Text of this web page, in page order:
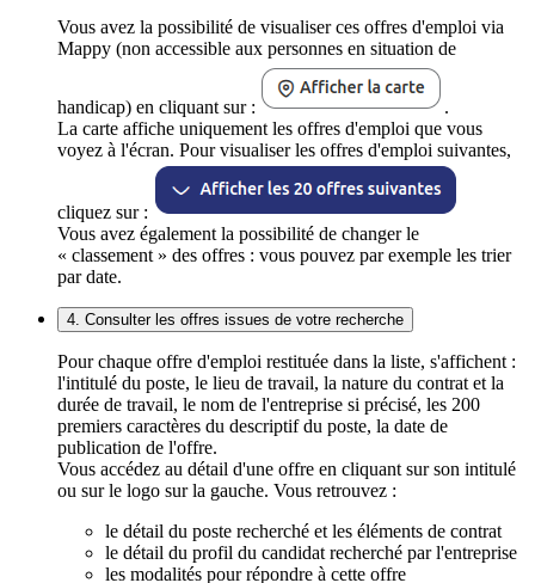
Vous avez la possibilité de visualiser ces offres d'emploi via
Mappy (non accessible aux personnes en situation de
handicap) en cliquant sur :
.
La carte affiche uniquement les offres d'emploi que vous
voyez à l'écran. Pour visualiser les offres d'emploi suivantes,
cliquez sur :
Vous avez également la possibilité de changer le
« classement » des offres : vous pouvez par exemple les trier
par date.
4. Consulter les offres issues de votre recherche
Pour chaque offre d'emploi restituée dans la liste, s'affichent :
l'intitulé du poste, le lieu de travail, la nature du contrat et la
durée de travail, le nom de l'entreprise si précisé, les 200
premiers caractères du descriptif du poste, la date de
publication de l'offre.
Vous accédez au détail d'une offre en cliquant sur son intitulé
ou sur le logo sur la gauche. Vous retrouvez :
le détail du poste recherché et les éléments de contrat
le détail du profil du candidat recherché par l'entreprise
les modalités pour répondre à cette offre